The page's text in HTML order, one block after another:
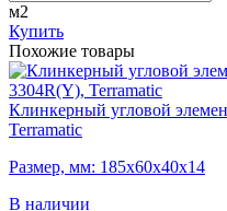
м2
Купить
Похожие товары
Клинкерный угловой
Terramatic
Размер, мм: 185х60х40х14
В наличии